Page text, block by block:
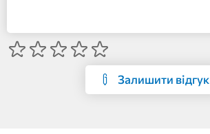
Залишити відгук